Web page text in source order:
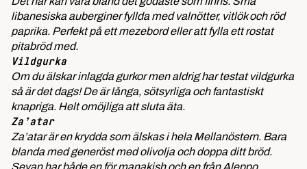
libanesiska auberginer fyllda med valnötter, vitlök och röd
paprika. Perfekt på ett mezebord eller att fylla ett rostat
pitabröd med.
Vildgurka
Om du älskar inlagda gurkor men aldrig har testat vildgurka
så är det dags! De är långa, sötsyrliga och fantastiskt
knapriga. Helt omöjliga att sluta äta.
Za’atar
Za’atar är en krydda som älskas i hela Mellanöstern. Bara
blanda med generöst med olivolja och doppa ditt bröd.
Sevan har både en för manakish och en från Aleppo.